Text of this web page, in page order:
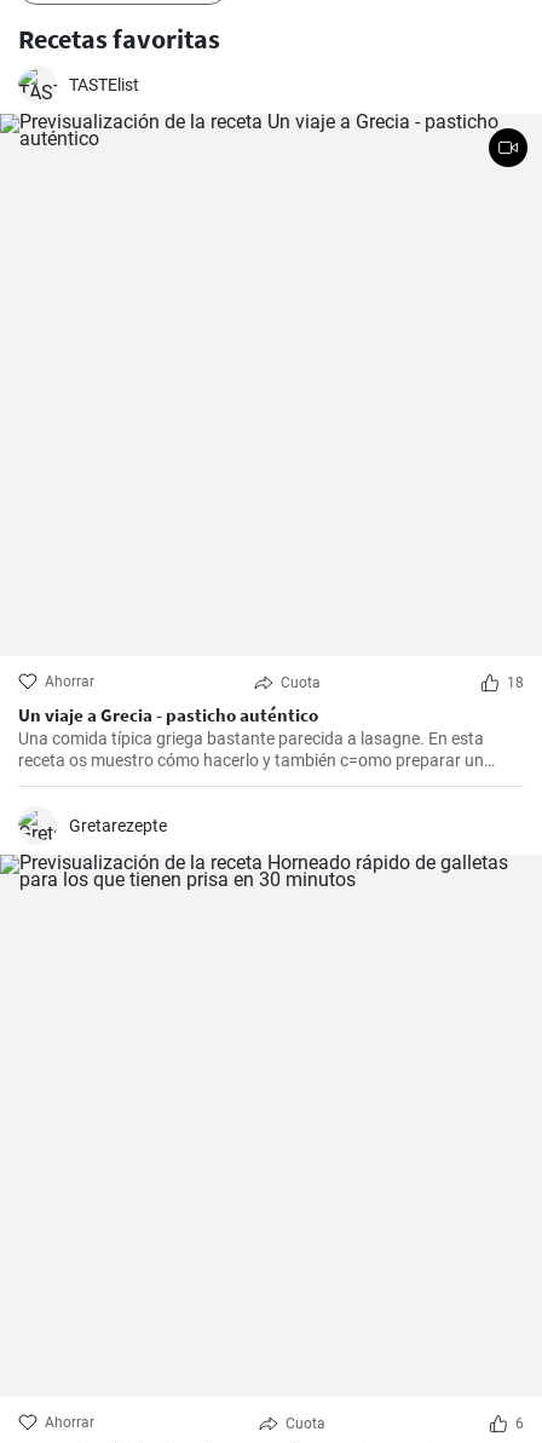
Recetas favoritas
TASTElist
Ahorrar Cuota 18
Un viaje a Grecia - pasticho auténtico
Una comida típica griega bastante parecida a lasagne. En esta
receta os muestro cómo hacerlo y también c=omo preparar un
bechamel auténtico.
Gretarezepte
Ahorrar Cuota 6